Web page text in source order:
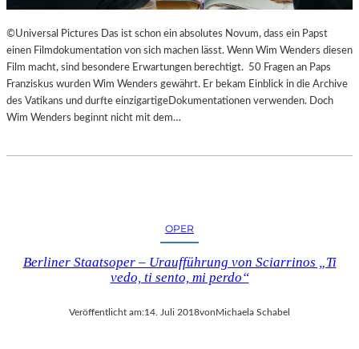
©Universal Pictures Das ist schon ein absolutes Novum, dass ein Papst
einen Filmdokumentation von sich machen lässt. Wenn Wim Wenders diesen
Film macht, sind besondere Erwartungen berechtigt. 50 Fragen an Paps
Franziskus wurden Wim Wenders gewährt. Er bekam Einblick in die Archive
des Vatikans und durfte einzigartigeDokumentationen verwenden. Doch
Wim Wenders beginnt nicht mit dem…
OPER
Berliner Staatsoper – Uraufführung von Sciarrinos „Ti
vedo, ti sento, mi perdo“
Veröffentlicht am:14. Juli 2018vonMichaela Schabel